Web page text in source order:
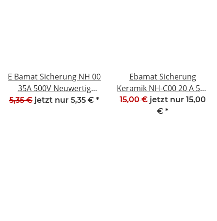
E Bamat Sicherung NH 00
35A 500V Neuwertig
#W1375-1018-2
5,35 € jetzt nur 5,35 € *
Ebamat Sicherung
Keramik NH-C00 20 A 500
V Neuwertig #W1393-
1018-3
15,00 € jetzt nur 15,00
€ *